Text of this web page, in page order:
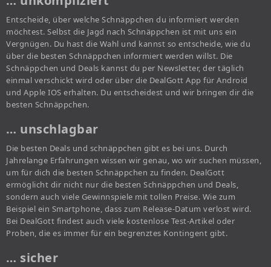
Entscheide, über welche Schnäppchen du informiert werden
möchtest. Selbst die Jagd nach Schnäppchen ist mit uns ein
Vergnügen. Du hast die Wahl und kannst so entscheide, wie du
über die besten Schnäppchen informiert werden willst. Die
Schnäppchen und Deals kannst du per Newsletter, der täglich
einmal verschickt wird oder über die DealGott App für Android
und Apple IOS erhalten. Du entscheidest und wir bringen dir die
besten Schnäppchen.
… unschlagbar
Die besten Deals und schnäppchen gibt es bei uns. Durch
Jahrelange Erfahrungen wissen wir genau, wo wir suchen müssen,
um für dich die besten Schnäppchen zu finden. DealGott
ermöglicht dir nicht nur die besten Schnäppchen und Deals,
sondern auch viele Gewinnspiele mit tollen Preise. Wie zum
Beispiel ein Smartphone, dass zum Release-Datum verlost wird.
Bei DealGott findest auch viele kostenlose Test-Artikel oder
Proben, die es immer für ein begrenztes Kontingent gibt.
… sicher